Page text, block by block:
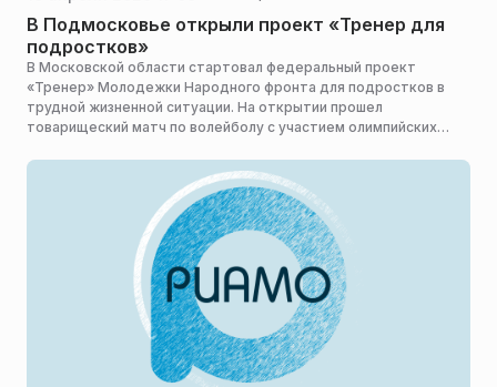
В Подмосковье открыли проект «Тренер для
подростков»
В Московской области стартовал федеральный проект
«Тренер» Молодежки Народного фронта для подростков в
трудной жизненной ситуации. На открытии прошел
товарищеский матч по волейболу с участием олимпийских
министерства информации и молодежной политики